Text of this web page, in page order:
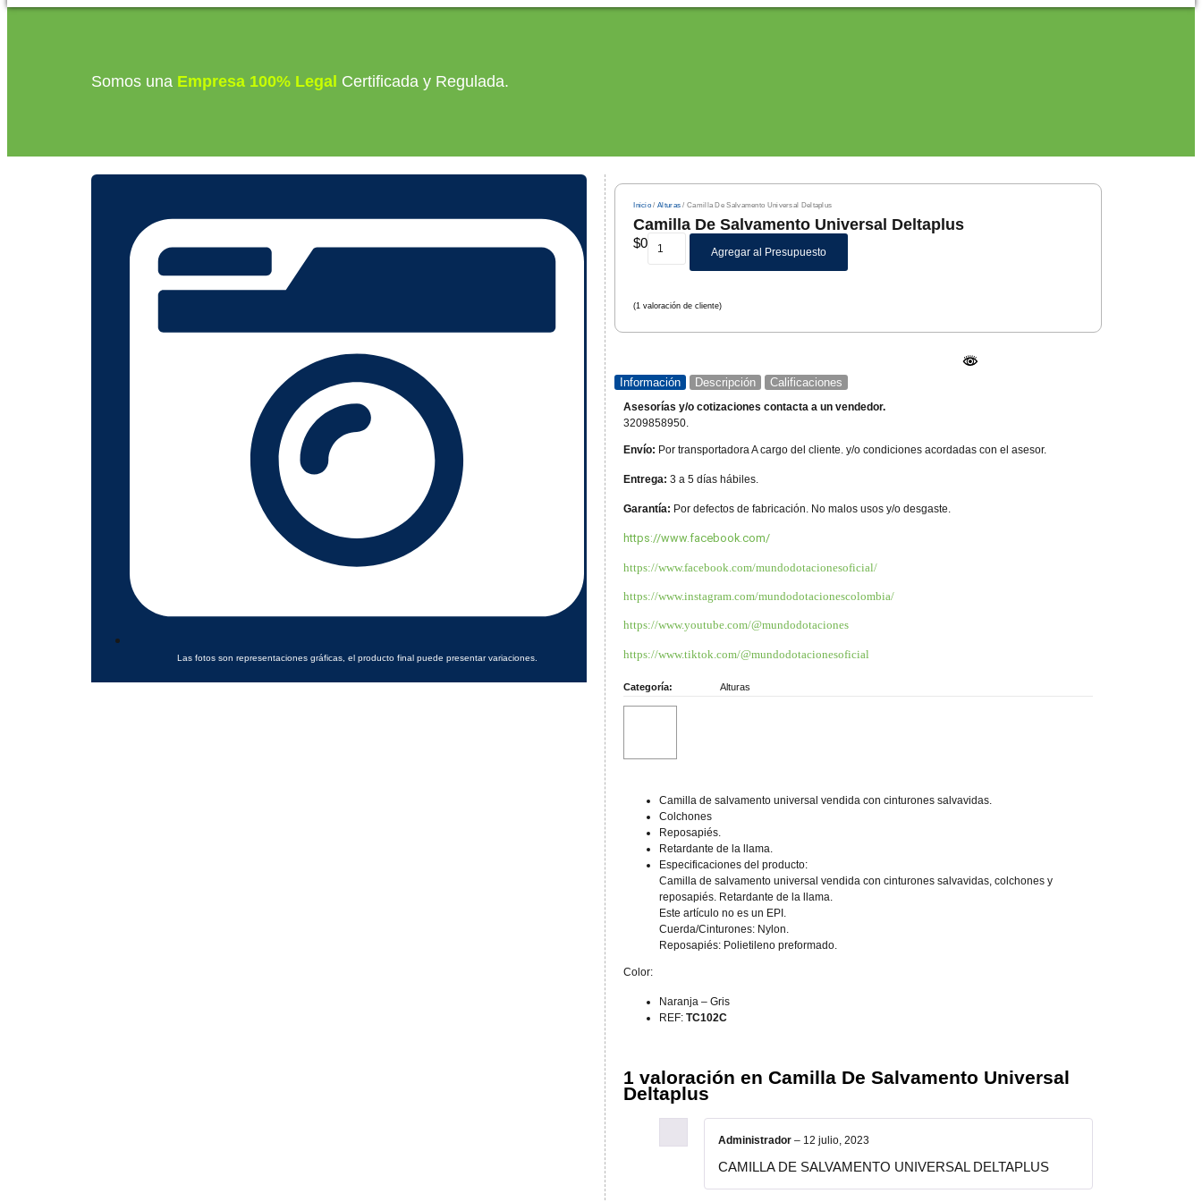
Somos una Empresa 100% Legal Certificada y Regulada.
Las fotos son representaciones gráficas, el producto final puede presentar variaciones.
Inicio /Alturas / Camilla De Salvamento Universal Deltaplus
Camilla De Salvamento Universal Deltaplus
$0
Agregar al Presupuesto
(1 valoración de cliente)
Información Descripción Calificaciones
Asesorías y/o cotizaciones contacta a un vendedor.
3209858950.
Envío: Por transportadora A cargo del cliente. y/o condiciones acordadas con el asesor.
Entrega: 3 a 5 días hábiles.
Garantía: Por defectos de fabricación. No malos usos y/o desgaste.
https://www.facebook.com/
https://www.facebook.com/mundodotacionesoficial/
https://www.instagram.com/mundodotacionescolombia/
https://www.youtube.com/@mundodotaciones
https://www.tiktok.com/@mundodotacionesoficial
Categoría: Alturas
Camilla de salvamento universal vendida con cinturones salvavidas.
Colchones
Reposapiés.
Retardante de la llama.
Especificaciones del producto:
Camilla de salvamento universal vendida con cinturones salvavidas, colchones y
reposapiés. Retardante de la llama.
Este artículo no es un EPI.
Cuerda/Cinturones: Nylon.
Reposapiés: Polietileno preformado.
Color:
Naranja – Gris
REF: TC102C
1 valoración enCamilla De Salvamento Universal
Deltaplus
Administrador– 12 julio, 2023
CAMILLA DE SALVAMENTO UNIVERSAL DELTAPLUS